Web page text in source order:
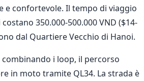
e confortevole. Il tempo di viaggio
350.000-500.000 VND ($14-
dal Quartiere Vecchio di Hanoi.
combinando i loop, il percorso
in moto tramite QL34. La strada è